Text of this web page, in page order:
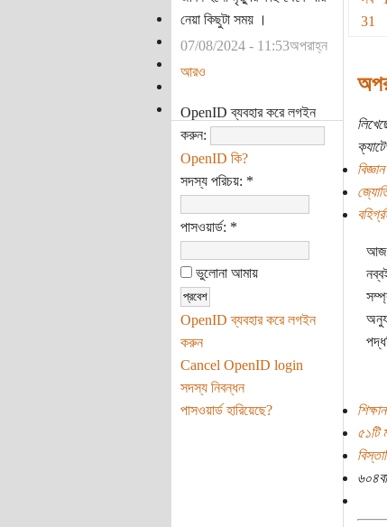
নেয়া কিছুটা সময় ।
07/08/2024 - 11:53অপরাহ্ন
আরও
OpenID ব্যবহার করে লগইন
করুন:
OpenID কি?
সদস্য পরিচয়: *
পাসওয়ার্ড: *
ভুলোনা আমায়
OpenID ব্যবহার করে লগইন
করুন
Cancel OpenID login
সদস্য নিবন্ধন
পাসওয়ার্ড হারিয়েছে?
31
বিজ্ঞান
আজ
৫১টি